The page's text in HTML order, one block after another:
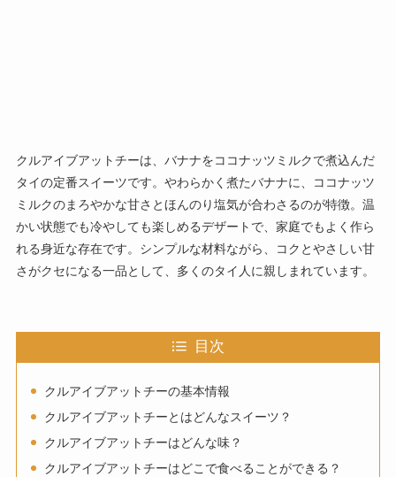
クルアイブアットチーは、バナナをココナッツミルクで煮込んだ
タイの定番スイーツです。やわらかく煮たバナナに、ココナッツ
ミルクのまろやかな甘さとほんのり塩気が合わさるのが特徴。温
かい状態でも冷やしても楽しめるデザートで、家庭でもよく作ら
れる身近な存在です。シンプルな材料ながら、コクとやさしい甘
さがクセになる一品として、多くのタイ人に親しまれています。
目次
クルアイブアットチーの基本情報
クルアイブアットチーとはどんなスイーツ？
クルアイブアットチーはどんな味？
クルアイブアットチーはどこで食べることができる？